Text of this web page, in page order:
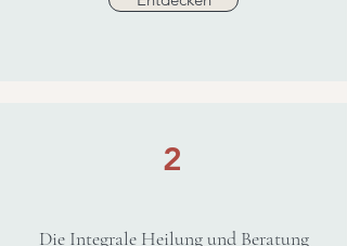
2
Die Integrale Heilung und Beratung